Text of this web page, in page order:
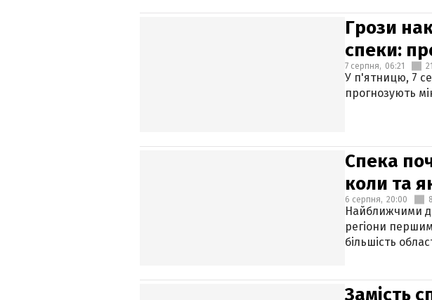
Грози
спеки:
7 серпня, 06:21
У п'ятницю, 7
прогнозують
Спека
коли та
6 серпня, 20:00
Найближчими
регіони
більшість
Замість